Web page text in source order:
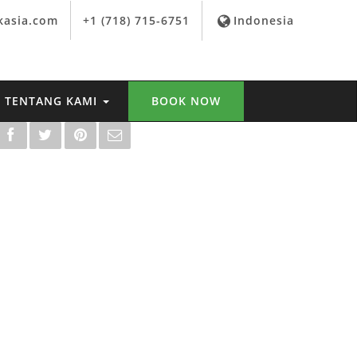
+1 (718) 715-6751 Indonesia
TENTANG KAMI BOOK NOW